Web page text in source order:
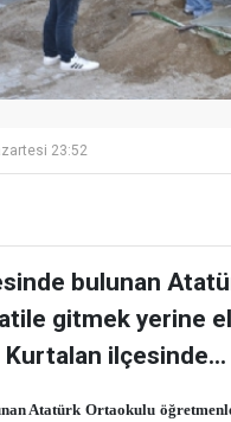
23:52
bulunan
gitmek yerine
ilçesinde...
Atatürk Ortaokulu